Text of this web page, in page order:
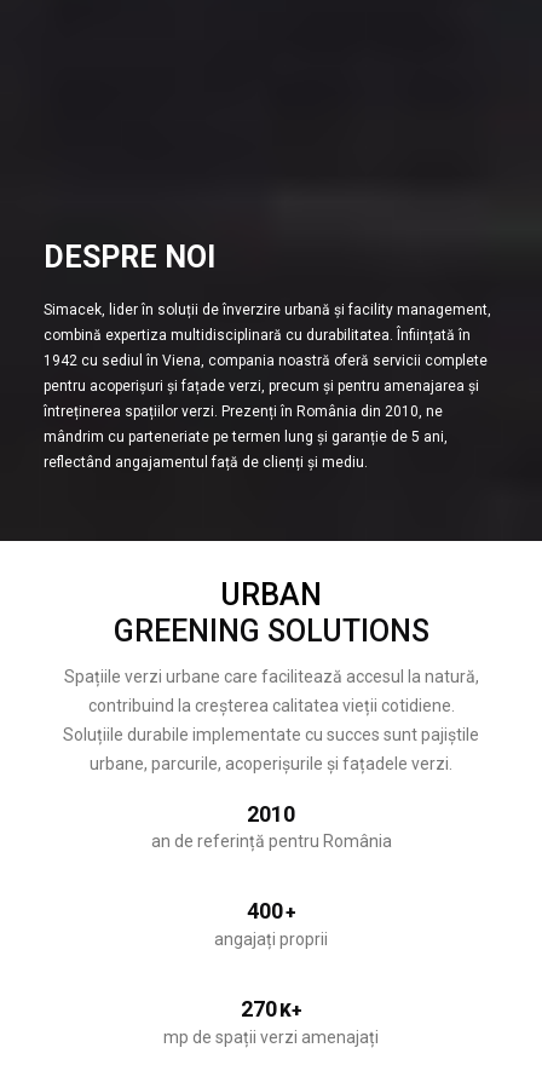
DESPRE NOI
Simacek, lider în soluții de înverzire urbană și facility management,
combină expertiza multidisciplinară cu durabilitatea. Înființată în
1942 cu sediul în Viena, compania noastră oferă servicii complete
pentru acoperișuri și fațade verzi, precum și pentru amenajarea și
întreținerea spațiilor verzi. Prezenți în România din 2010, ne
mândrim cu parteneriate pe termen lung și garanție de 5 ani,
reflectând angajamentul față de clienți și mediu.
URBAN
GREENING SOLUTIONS
Spațiile verzi urbane care facilitează accesul la natură,
contribuind la creșterea calitatea vieții cotidiene.
Soluțiile durabile implementate cu succes sunt pajiștile
urbane, parcurile, acoperișurile și fațadele verzi.
2010
an de referință pentru România
400+
angajați proprii
270K+
mp de spații verzi amenajați